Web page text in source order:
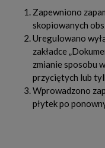
Zapewniono
skopiowanych
Uregulowano
zakładce
zmianie sposobu
przyciętych lub
Wprowadzono
płytek po